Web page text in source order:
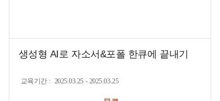
생성형 AI로 자소서&포폴 한큐에 끝내기
교육기간: 2025.03.25 - 2025.03.25